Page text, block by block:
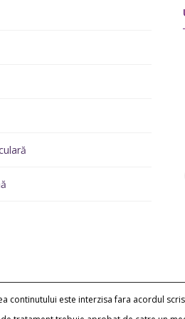
este interzisa fara acordul